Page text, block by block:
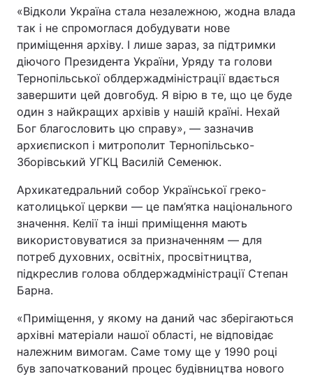
«Відколи Україна стала незалежною, жодна влада
так і не спромоглася добудувати нове
приміщення архіву. І лише зараз, за підтримки
діючого Президента України, Уряду та голови
Тернопільської облдержадміністрації вдається
завершити цей довгобуд. Я вірю в те, що це буде
один з найкращих архівів у нашій країні. Нехай
Бог благословить цю справу», — зазначив
архиєпископ і митрополит Тернопільсько-
Зборівський УГКЦ Василій Семенюк.
Архикатедральний собор Української греко-
католицької церкви — це пам’ятка національного
значення. Келії та інші приміщення мають
використовуватися за призначенням — для
потреб духовних, освітніх, просвітництва,
підкреслив голова облдержадміністрації Степан
Барна.
«Приміщення, у якому на даний час зберігаються
архівні матеріали нашої області, не відповідає
належним вимогам. Саме тому ще у 1990 році
був започаткований процес будівництва нового